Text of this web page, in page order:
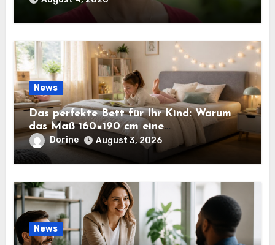
News
Das perfekte Bett für Ihr Kind: Warum
das Maß 160×190 cm eine
ausgezeichnete Wahl ist
Dorine August 3, 2026
News